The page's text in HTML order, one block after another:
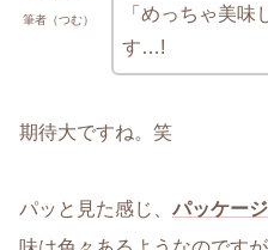
筆者（つむ）
「めっちゃ美
す…!
期待大ですね。笑
パッと見た感じ、 パッケー